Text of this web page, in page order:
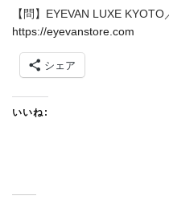
【問】EYEVAN LUXE
https://eyevanstore.com
シェア
いいね: